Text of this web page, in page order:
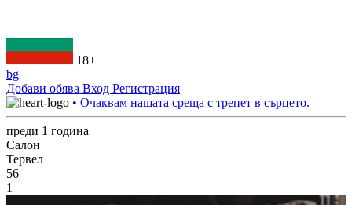
18+
bg
Добави обява Вход Регистрация
• Очаквам нашата среща с трепет в сърцето.
преди 1 година
Салон
Тервел
56
1